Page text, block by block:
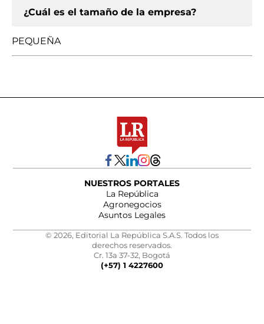
¿Cuál es el tamaño de la empresa?
PEQUEÑA
NUESTROS PORTALES
La República
Agronegocios
Asuntos Legales
© 2026, Editorial La República S.A.S. Todos los
derechos reservados.
Cr. 13a 37-32, Bogotá
(+57) 1 4227600